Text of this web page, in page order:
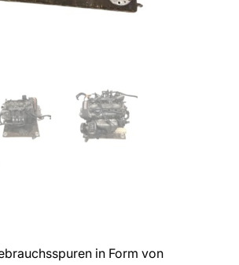
in Form von